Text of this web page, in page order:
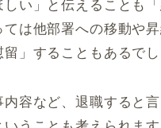
しい」と伝えることも
ては他部署への移動や
」することもあるでし
内容など、退職すると